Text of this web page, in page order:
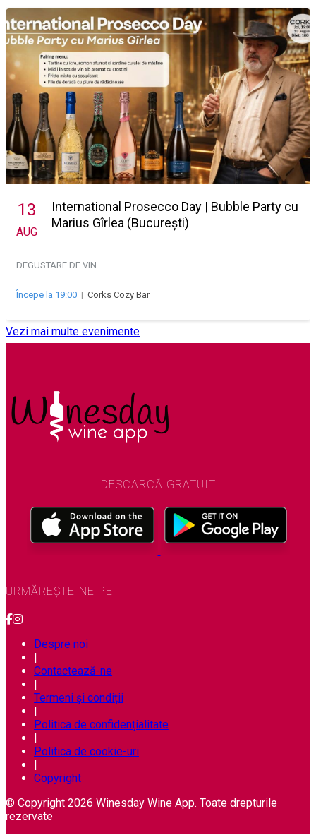
13
AUG
International Prosecco Day | Bubble Party cu
Marius Gîrlea (București)
DEGUSTARE DE VIN
Începe la 19:00 | Corks Cozy Bar
Vezi mai multe evenimente
DESCARCĂ GRATUIT
URMĂREȘTE-NE PE
Despre noi
|
Contactează-ne
|
Termeni și condiții
|
Politica de confidențialitate
|
Politica de cookie-uri
|
Copyright
© Copyright 2026 Winesday Wine App. Toate drepturile
rezervate